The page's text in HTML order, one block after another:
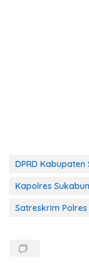
DPRD Kabupaten
Kapolres
Satreskrim